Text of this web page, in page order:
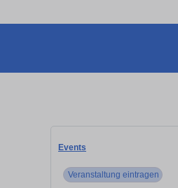
Events
Veranstaltung eintragen